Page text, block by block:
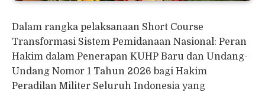
Dalam rangka pelaksanaan Short Course
Transformasi Sistem Pemidanaan Nasional: Peran
Hakim dalam Penerapan KUHP Baru dan Undang-
Undang Nomor 1 Tahun 2026 bagi Hakim
Peradilan Militer Seluruh Indonesia yang